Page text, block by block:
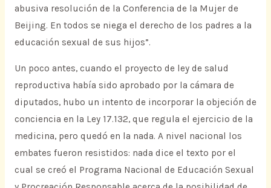
abusiva resolución de la Conferencia de la Mujer de
Beijing. En todos se niega el derecho de los padres a la
educación sexual de sus hijos”.
Un poco antes, cuando el proyecto de ley de salud
reproductiva había sido aprobado por la cámara de
diputados, hubo un intento de incorporar la objeción de
conciencia en la Ley 17.132, que regula el ejercicio de la
medicina, pero quedó en la nada. A nivel nacional los
embates fueron resistidos: nada dice el texto por el
cual se creó el Programa Nacional de Educación Sexual